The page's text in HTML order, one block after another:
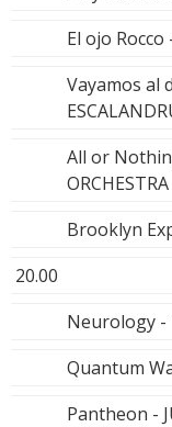
El ojo Rocco
Vayamos al
All or
ORCHESTRA
Brooklyn
20.00
Neurology -
Quantum
Pantheon -